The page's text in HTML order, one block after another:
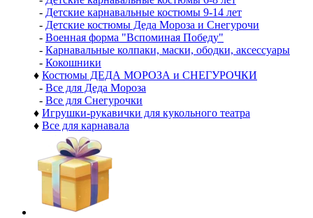
- Детские карнавальные костюмы 9-14 лет
- Детские костюмы Деда Мороза и Снегурочи
- Военная форма "Вспоминая Победу"
- Карнавальные колпаки, маски, ободки, аксессуары
- Кокошники
♦ Костюмы ДЕДА МОРОЗА и СНЕГУРОЧКИ
- Все для Деда Мороза
- Все для Снегурочки
♦ Игрушки-рукавички для кукольного театра
♦ Все для карнавала